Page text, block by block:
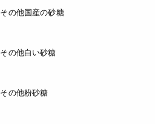
その他国産の砂糖
その他白い砂糖
その他粉砂糖